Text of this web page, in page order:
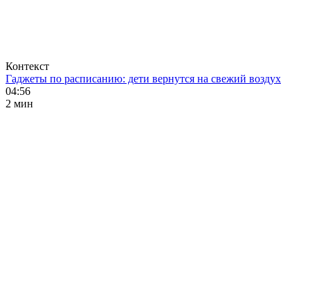
Контекст
Гаджеты по расписанию: дети вернутся на свежий воздух
04:56
2 мин